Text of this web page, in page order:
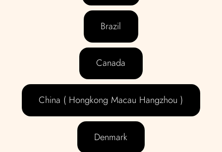
Brazil
Canada
China ( Hongkong Macau Hangzhou )
Denmark